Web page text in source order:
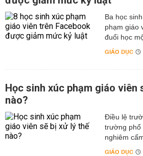
Ba học
phạm giáo
đuổi học
GIÁO DỤC
Học sinh xúc phạm giáo viên
nào?
Điều lệ
trường phổ
nghiêm
GIÁO DỤC